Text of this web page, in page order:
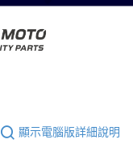
顯示電腦版詳細說明